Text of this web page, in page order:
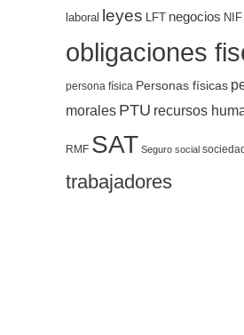
laboral leyes LFT negocios NIF
obligaciones
persona física Personas físicas
morales PTU recursos
RMF SAT Seguro social
trabajadores